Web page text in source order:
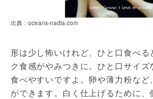
出典：oceans-nadia.com
形は少し怖いけれど、ひと口食べ
ク食感がやみつきに。ひと口サイ
食べやすいですよ。卵や薄力粉など
ができます。白く仕上げるために、